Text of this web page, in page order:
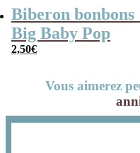
Biberon bonbons
Big Baby Pop
2,50€
Vous aimerez